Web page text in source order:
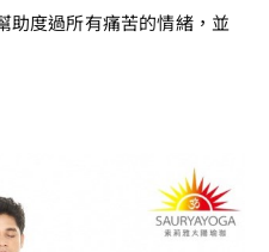
助度過所有痛苦的情緒，並